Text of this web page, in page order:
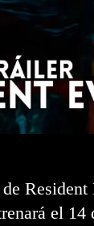
el